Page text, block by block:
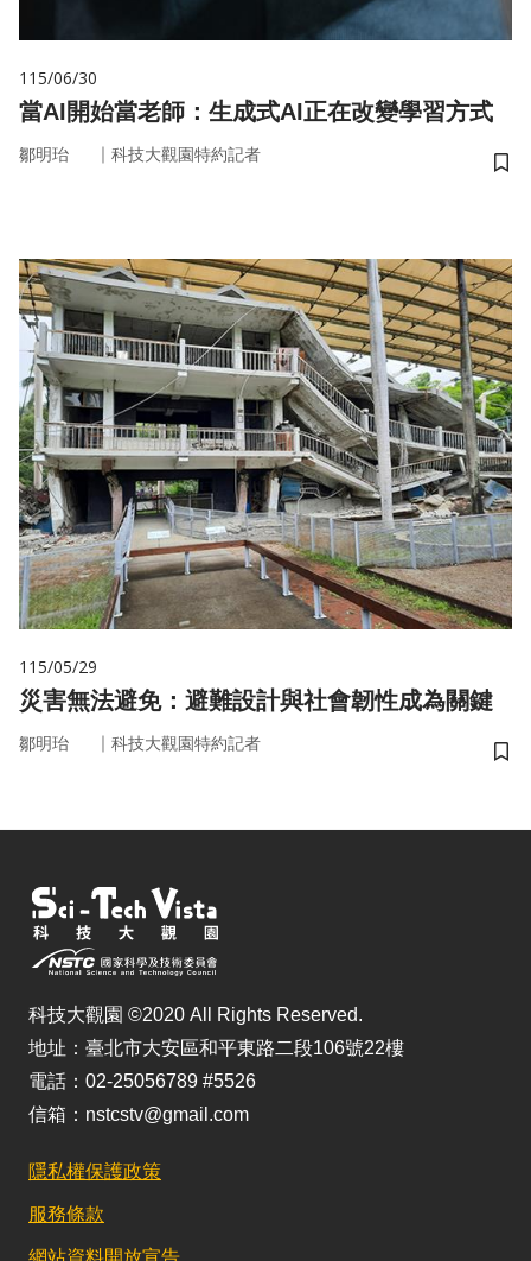
115/06/30
當AI開始當老師：生成式AI正在改變學習方式
鄒明珆 ｜ 科技大觀園特約記者
儲
115/05/29
災害無法避免：避難設計與社會韌性成為關鍵
鄒明珆 ｜ 科技大觀園特約記者
儲
科技大觀園 ©2020 All Rights Reserved.
地址：臺北市大安區和平東路二段106號22樓
電話：02-25056789 #5526
信箱：nstcstv@gmail.com
隱私權保護政策
服務條款
網站資料開放宣告